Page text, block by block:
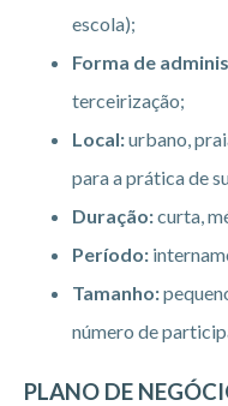
escola);
Forma de
terceirização;
Local:urbano,
para a prática de
Duração:curta,
Período:
Tamanho:
número de
PLANO DE